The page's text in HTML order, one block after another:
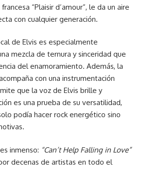
“Plaisir d’amour”, le da un aire
con cualquier generación.
de Elvis es especialmente
mezcla de ternura y sinceridad que
del enamoramiento. Además, la
con una instrumentación
que la voz de Elvis brille y
es una prueba de su versatilidad,
podía hacer rock energético sino
inmenso: “Can’t Help Falling in Love”
decenas de artistas en todo el